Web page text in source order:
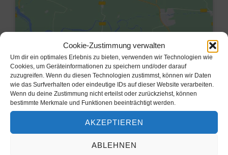
Cookie-Zustimmung verwalten
Um dir ein optimales Erlebnis zu bieten, verwenden wir Technologien wie
Cookies, um Geräteinformationen zu speichern und/oder darauf
zuzugreifen. Wenn du diesen Technologien zustimmst, können wir Daten
wie das Surfverhalten oder eindeutige IDs auf dieser Website verarbeiten.
Wenn du deine Zustimmung nicht erteilst oder zurückziehst, können
bestimmte Merkmale und Funktionen beeinträchtigt werden.
AKZEPTIEREN
ABLEHNEN
Klicke hier, um Marketing-Cookies
zu akzeptieren und diesen Inhalt zu
aktivieren